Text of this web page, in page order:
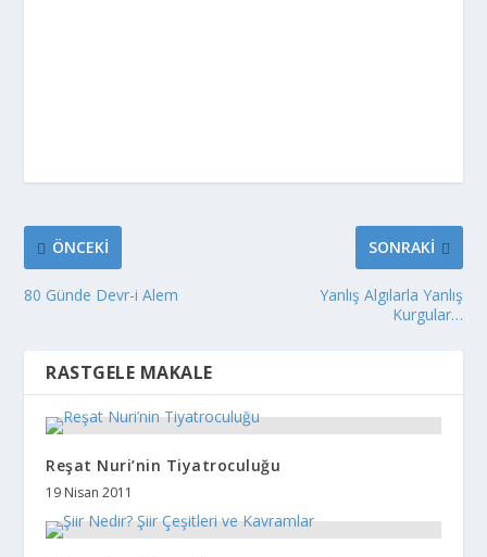
ÖNCEKI
80 Günde Devr-i Alem
SONRAKI
Yanlış Algılarla Yanlış
Kurgular…
RASTGELE MAKALE
Reşat Nuri’nin Tiyatroculuğu
19 Nisan 2011